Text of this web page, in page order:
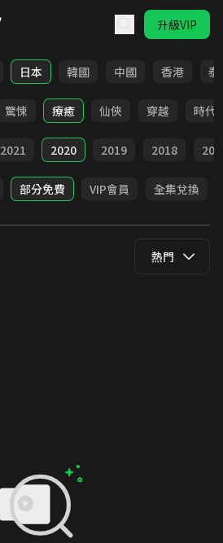
升級VIP
日本 韓國 中國 香港 泰
驚悚 療癒 仙俠 穿越 時代
2021 2020 2019 2018
部分免費 VIP會員 全集兌換
熱門